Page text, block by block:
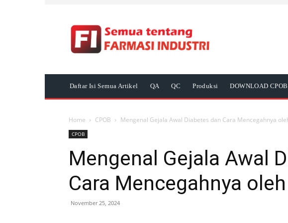
Daftar Isi Semua Artikel QA QC Produksi DOWNLOAD
Home CPOB Mengenal Gejala Awal Diabetes dan Cara Mencegahnya
CPOB
Mengenal Gejala Awal
Cara Mencegahnya
November 25, 2024